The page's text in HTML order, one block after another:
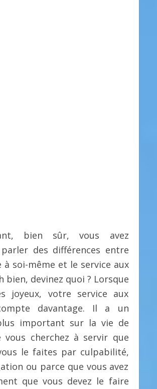
bien sûr, vous avez
des différences entre
à soi-même et le service aux
bien, devinez quoi ? Lorsque
joyeux, votre service aux
davantage. Il a un
important sur la vie de
vous cherchez à servir que
le faites par culpabilité,
ou parce que vous avez
que vous devez le faire